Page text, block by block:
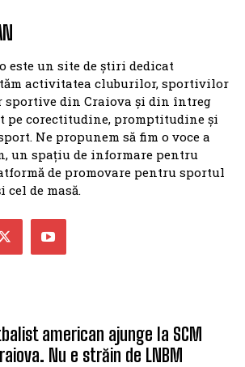
este un site de știri dedicat
activitatea cluburilor, sportivilor
sportive din Craiova și din întreg
pe corectitudine, promptitudine și
Ne propunem să fim o voce a
un spațiu de informare pentru
de promovare pentru sportul
cel de masă.
american ajunge la SCM
Nu e străin de LNBM